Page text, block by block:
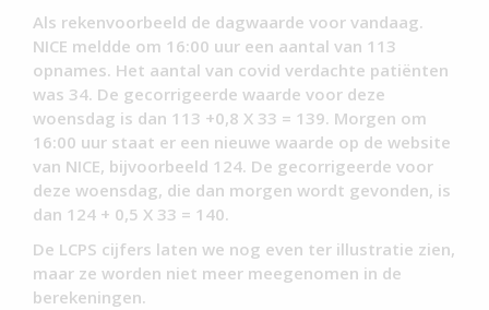
Als rekenvoorbeeld de dagwaarde voor vandaag.
NICE meldde om 16:00 uur een aantal van 113
opnames. Het aantal van covid verdachte patiënten
was 34. De gecorrigeerde waarde voor deze
woensdag is dan 113 +0,8 X 33 = 139. Morgen om
16:00 uur staat er een nieuwe waarde op de website
van NICE, bijvoorbeeld 124. De gecorrigeerde voor
deze woensdag, die dan morgen wordt gevonden, is
dan 124 + 0,5 X 33 = 140.
De LCPS cijfers laten we nog even ter illustratie zien,
maar ze worden niet meer meegenomen in de
berekeningen.